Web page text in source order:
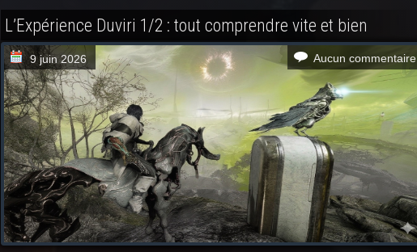
L’Expérience Duviri 1/2 : tout comprendre vite et bien
9 juin 2026 Aucun commentaire